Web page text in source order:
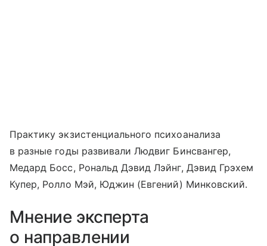
Практику экзистенциального психоанализа
в разные годы развивали Людвиг Бинсвангер,
Медард Босс, Рональд Дэвид Лэйнг, Дэвид Грэхем
Купер, Ролло Мэй, Юджин (Евгений) Минковский.
Мнение эксперта
о направлении